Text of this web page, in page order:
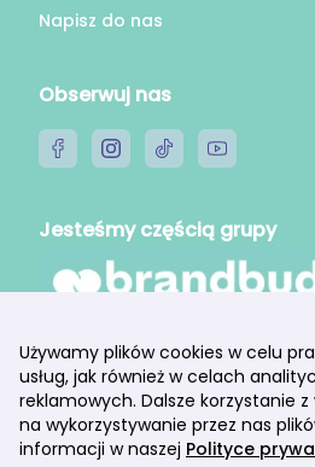
Używamy plików cookies w celu
usług, jak również w celach
reklamowych. Dalsze korzystanie
na wykorzystywanie przez nas
informacji w naszej Polityce
Napisz do nas
Obserwuj nas
Jesteśmy częścią grupy
© 2026 fansi Inc. All rights reserved
Regulamin platformyPolityka